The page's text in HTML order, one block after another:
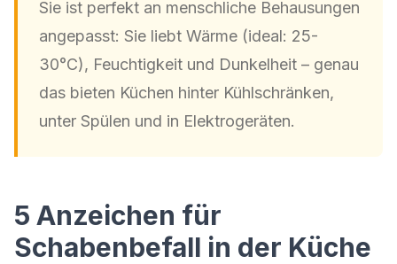
Sie ist perfekt an menschliche Behausungen
angepasst: Sie liebt Wärme (ideal: 25-
30°C), Feuchtigkeit und Dunkelheit – genau
das bieten Küchen hinter Kühlschränken,
unter Spülen und in Elektrogeräten.
5 Anzeichen für
Schabenbefall in der Küche